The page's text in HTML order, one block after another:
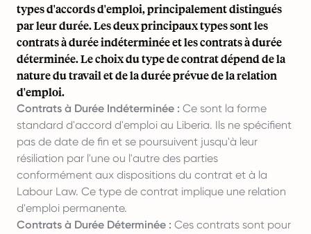
types d'accords d'emploi, principalement distingués
par leur durée. Les deux principaux types sont les
contrats à durée indéterminée et les contrats à durée
déterminée. Le choix du type de contrat dépend de la
nature du travail et de la durée prévue de la relation
d'emploi.
Contrats à Durée Indéterminée : Ce sont la forme
standard d'accord d'emploi au Liberia. Ils ne spécifient
pas de date de fin et se poursuivent jusqu'à leur
résiliation par l'une ou l'autre des parties
conformément aux dispositions du contrat et à la
Labour Law. Ce type de contrat implique une relation
d'emploi permanente.
Contrats à Durée Déterminée : Ces contrats sont pour